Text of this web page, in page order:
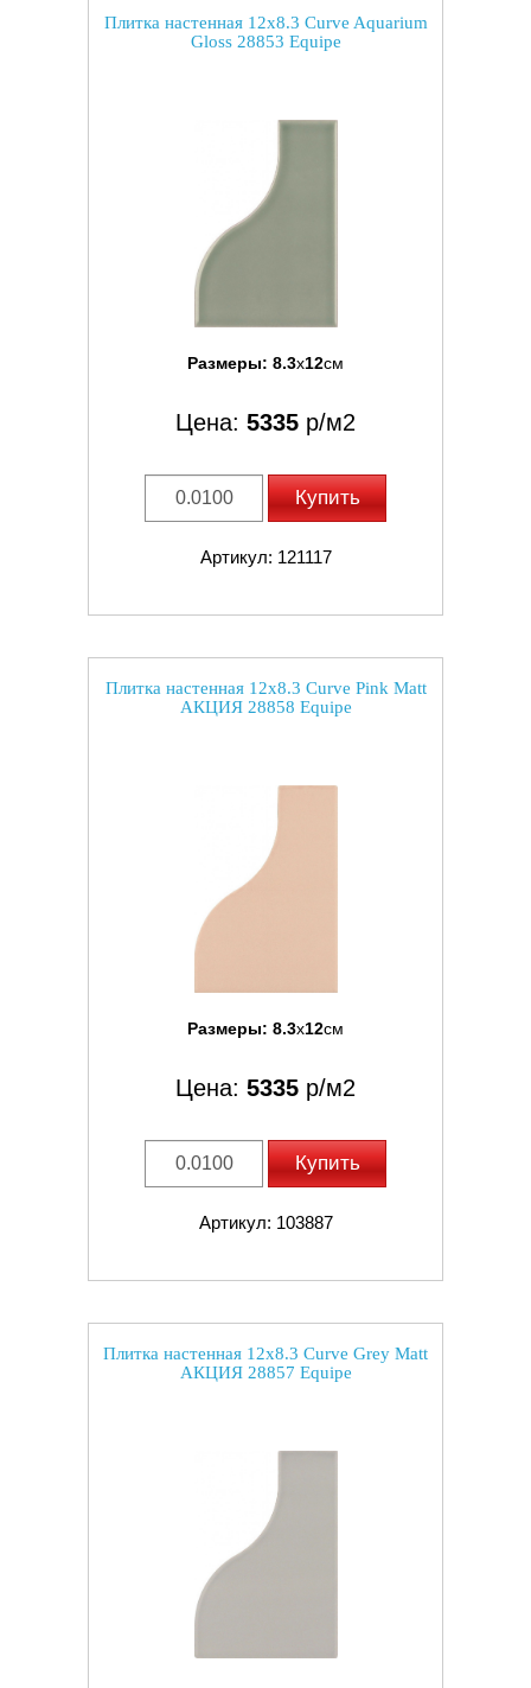
Плитка настенная 12x8.3 Curve Aquarium
Gloss 28853 Equipe
Размеры: 8.3x12см
Цена: 5335 р/м2
Купить
Артикул: 121117
Плитка настенная 12x8.3 Curve Pink Matt
АКЦИЯ 28858 Equipe
Размеры: 8.3x12см
Цена: 5335 р/м2
Купить
Артикул: 103887
Плитка настенная 12x8.3 Curve Grey Matt
АКЦИЯ 28857 Equipe